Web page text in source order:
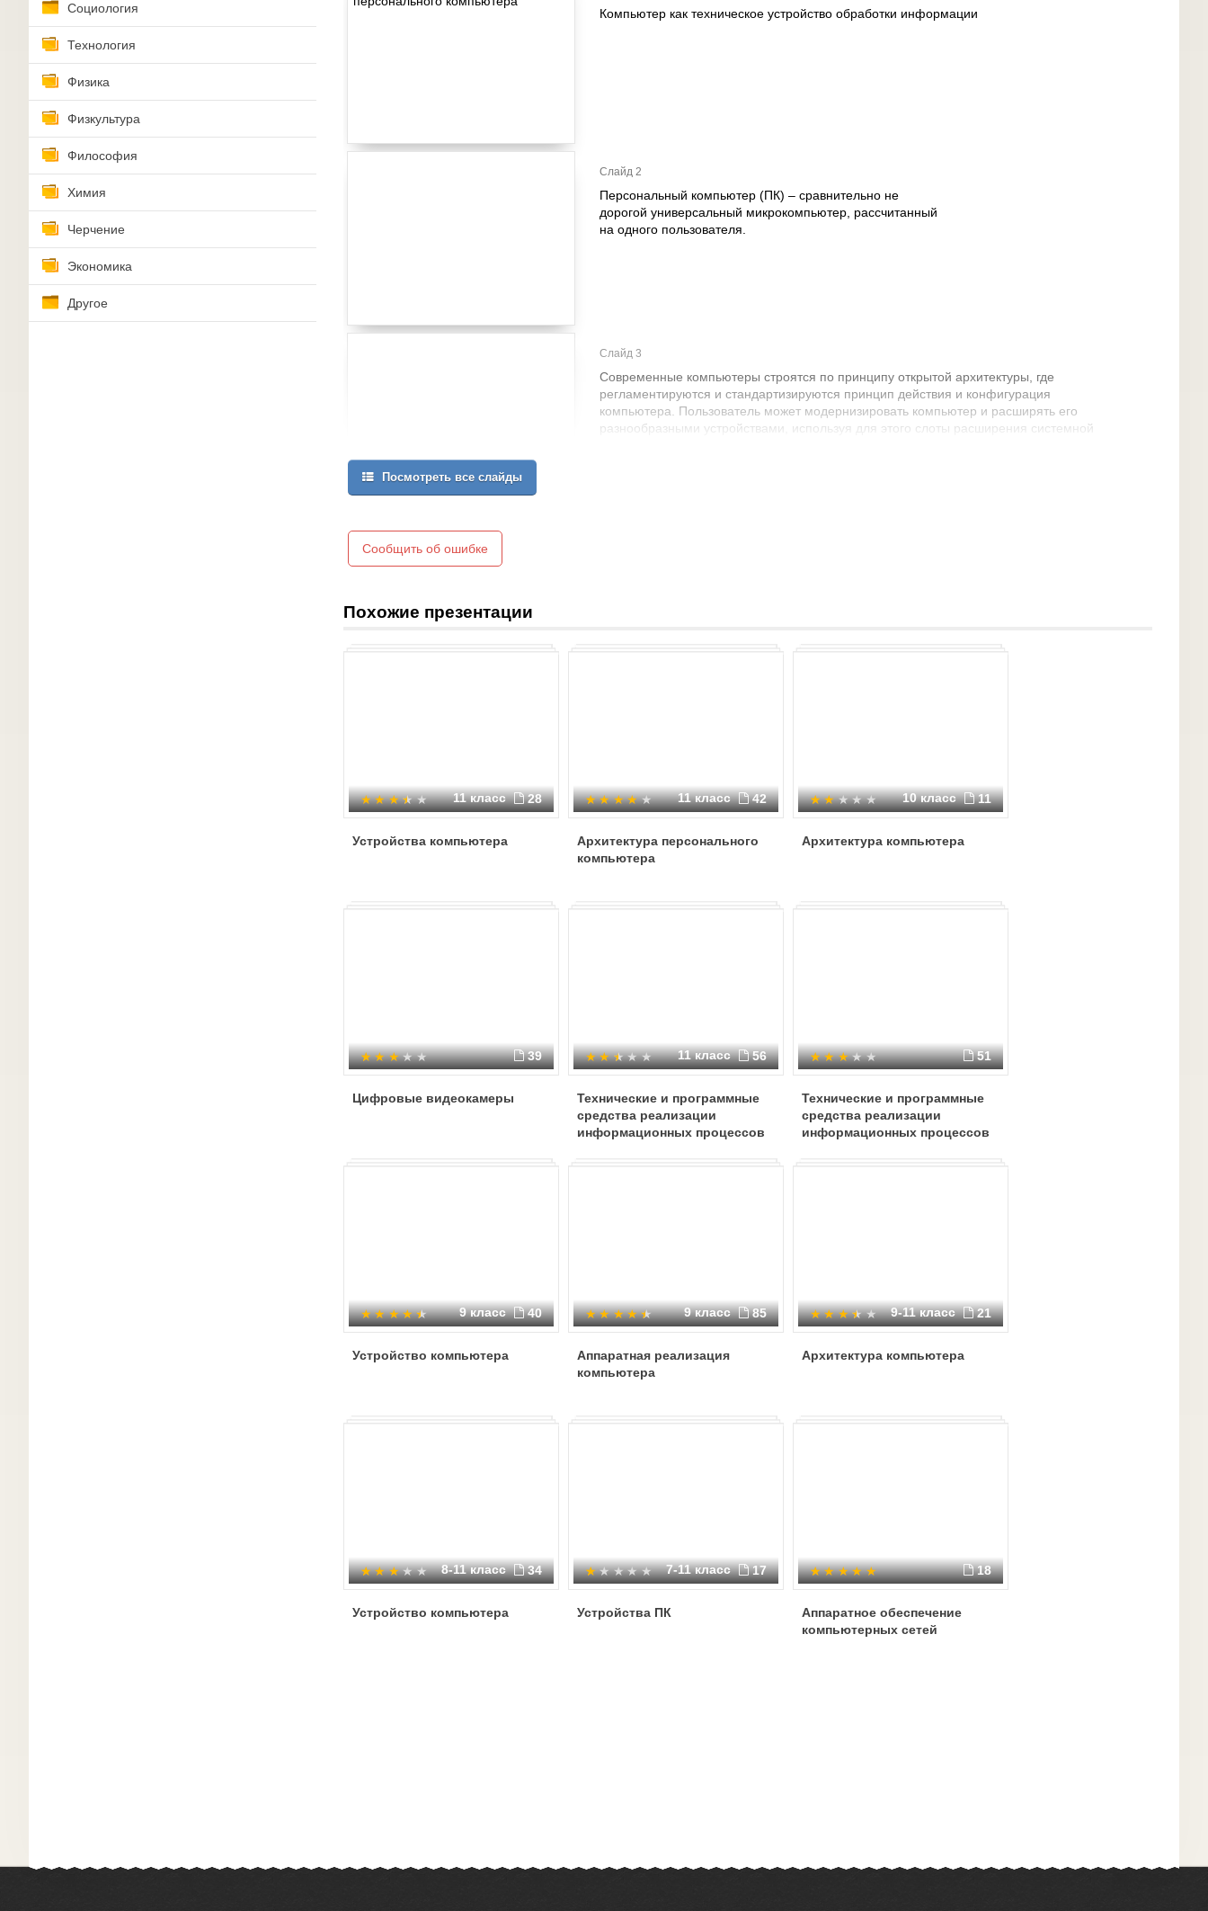
Социология
Технология
Физика
Физкультура
Философия
Химия
Черчение
Экономика
Другое
Компьютер как техническое устройство обработки информации
Слайд 2
Персональный компьютер (ПК) – сравнительно не
дорогой универсальный микрокомпьютер, рассчитанный
на одного пользователя.
Слайд 3
Современные компьютеры строятся по принципу открытой архитектуры, где
регламентируются и стандартизируются принцип действия и конфигурация
компьютера. Пользователь может модернизировать компьютер и расширять его
разнообразными устройствами, используя для этого слоты расширения системной
Посмотреть все слайды
Сообщить об ошибке
Похожие презентации
11 класс 28
Устройства компьютера
11 класс 42
Архитектура персонального
компьютера
10 класс 11
Архитектура компьютера
39
Цифровые видеокамеры
11 класс 56
Технические и программные
средства реализации
информационных процессов
51
Технические и программные
средства реализации
информационных процессов
9 класс 40
Устройство компьютера
9 класс 85
Аппаратная реализация
компьютера
9-11 класс 21
Архитектура компьютера
8-11 класс 34
Устройство компьютера
7-11 класс 17
Устройства ПК
18
Аппаратное обеспечение
компьютерных сетей